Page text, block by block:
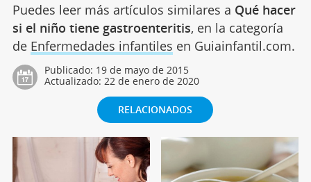
Puedes leer más artículos similares a Qué hacer
si el niño tiene gastroenteritis, en la categoría
de Enfermedades infantiles en Guiainfantil.com.
Publicado: 19 de mayo de 2015
Actualizado: 22 de enero de 2020
RELACIONADOS